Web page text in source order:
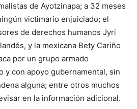
de Ayotzinapa; a 32 meses
victimario enjuiciado; el
de derechos humanos Jyri
y la mexicana Bety Cariño
por un grupo armado
y con apoyo gubernamental, sin
alguna; entre otros muchos
en la información adicional.